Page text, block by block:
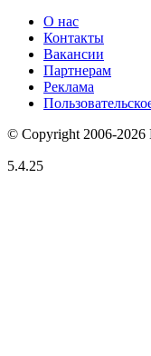
О нас
Контакты
Вакансии
Партнерам
Реклама
© Copyright 2006-2026
5.4.25